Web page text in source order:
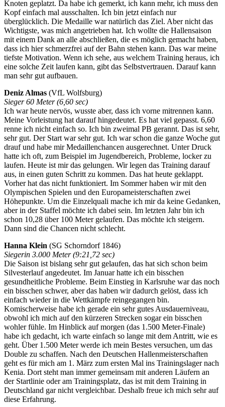
Knoten geplatzt. Da habe ich gemerkt, ich kann mehr, ich muss den
Kopf einfach mal ausschalten. Ich bin jetzt einfach nur
überglücklich. Die Medaille war natürlich das Ziel. Aber nicht das
Wichtigste, was mich angetrieben hat. Ich wollte die Hallensaison
mit einem Dank an alle abschließen, die es möglich gemacht haben,
dass ich hier schmerzfrei auf der Bahn stehen kann. Das war meine
tiefste Motivation. Wenn ich sehe, aus welchem Training heraus, ich
eine solche Zeit laufen kann, gibt das Selbstvertrauen. Darauf kann
man sehr gut aufbauen.
Deniz Almas (VfL Wolfsburg)
Sieger 60 Meter (6,60 sec)
Ich war heute nervös, wusste aber, dass ich vorne mitrennen kann.
Meine Vorleistung hat darauf hingedeutet. Es hat viel gepasst. 6,60
renne ich nicht einfach so. Ich bin zweimal PB gerannt. Das ist sehr,
sehr gut. Der Start war sehr gut. Ich war schon die ganze Woche gut
drauf und habe mir Medaillenchancen ausgerechnet. Unter Druck
hatte ich oft, zum Beispiel im Jugendbereich, Probleme, locker zu
laufen. Heute ist mir das gelungen. Wir legen das Training darauf
aus, in einen guten Schritt zu kommen. Das hat heute geklappt.
Vorher hat das nicht funktioniert. Im Sommer haben wir mit den
Olympischen Spielen und den Europameisterschaften zwei
Höhepunkte. Um die Einzelquali mache ich mir da keine Gedanken,
aber in der Staffel möchte ich dabei sein. Im letzten Jahr bin ich
schon 10,28 über 100 Meter gelaufen. Das möchte ich steigern.
Dann sind die Chancen nicht schlecht.
Hanna Klein (SG Schorndorf 1846)
Siegerin 3.000 Meter (9:21,72 sec)
Die Saison ist bislang sehr gut gelaufen, das hat sich schon beim
Silvesterlauf angedeutet. Im Januar hatte ich ein bisschen
gesundheitliche Probleme. Beim Einstieg in Karlsruhe war das noch
ein bisschen schwer, aber das haben wir dadurch gelöst, dass ich
einfach wieder in die Wettkämpfe reingegangen bin.
Komischerweise habe ich gerade ein sehr gutes Ausdauerniveau,
obwohl ich mich auf den kürzeren Strecken sogar ein bisschen
wohler fühle. Im Hinblick auf morgen (das 1.500 Meter-Finale)
habe ich gedacht, ich warte einfach so lange mit dem Antritt, wie es
geht. Über 1.500 Meter werde ich mein Bestes versuchen, um das
Double zu schaffen. Nach den Deutschen Hallenmeisterschaften
geht es für mich am 1. März zum ersten Mal ins Trainingslager nach
Kenia. Dort steht man immer gemeinsam mit anderen Läufern an
der Startlinie oder am Trainingsplatz, das ist mit dem Training in
Deutschland gar nicht vergleichbar. Deshalb freue ich mich sehr auf
diese Erfahrung.